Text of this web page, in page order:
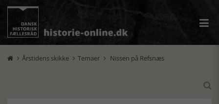
 Årstidens skikke  Temaer  Nissen på Refsnæs
